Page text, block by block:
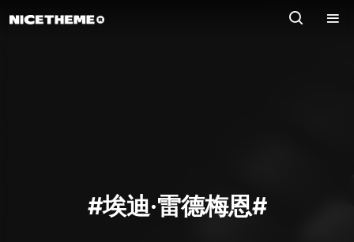
#埃迪·雷德梅恩#